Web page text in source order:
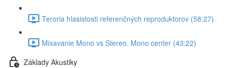
Teroria hlasistosti referenčných reproduktorov (58:27)
Mixavanie Mono vs Stereo. Mono center (43:22)
Základy Akustiky